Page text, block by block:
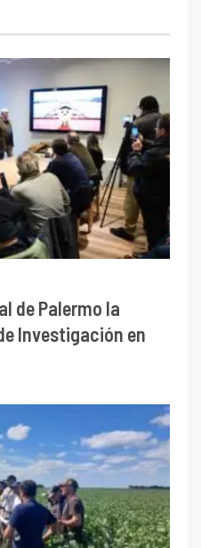
de Palermo la
Investigación en